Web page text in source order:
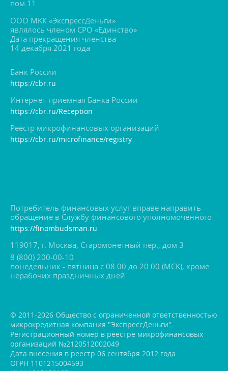
пом.11
ООО МКК «ЭкспрессДеньги»
являлось членом СРО «Единство»
Дата прекращения членства
14 декабря 2021 года
Банк России
https://cbr.ru
Интернет-приемная Банка России
https://cbr.ru/Reception
Реестр микрофинансовых организаций
https://cbr.ru/microfinance/registry
Потребитель финансовых услуг вправе направить
обращение в Службу финансового уполномоченного
https://finombudsman.ru
119017, г. Москва, Старомонетный пер., дом 3
8 (800) 200-00-10
понедельник - пятница с 08:00 до 20:00 (МСК), кроме
нерабочих праздничных дней
© 2011-2026 Общество с ограниченной ответственностью
микрокредитная компания "ЭкспрессДеньги".
Регистрационный номер в реестре микрофинансовых
организаций №2120512002049
Дата внесения в реестр 06 сентября 2012 года
ОГРН 1101215004593